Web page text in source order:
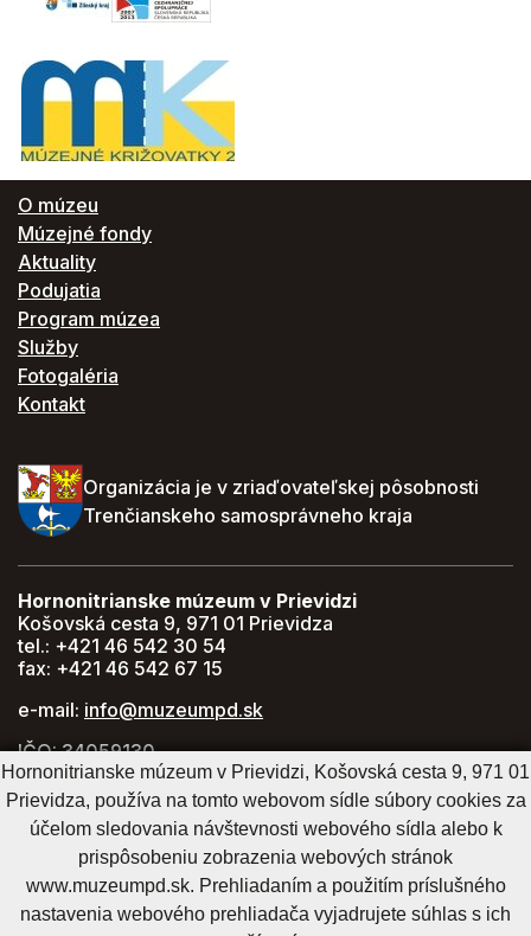
O múzeu
Múzejné fondy
Aktuality
Podujatia
Program múzea
Služby
Fotogaléria
Kontakt
Organizácia je v zriaďovateľskej pôsobnosti
Trenčianskeho samosprávneho kraja
Hornonitrianske múzeum v Prievidzi
Košovská cesta 9, 971 01 Prievidza
tel.: +421 46 542 30 54
fax: +421 46 542 67 15
e-mail: info@muzeumpd.sk
IČO: 34059130
DIČ: 2021447274
GPS: 48.770071, 18.620043
Cookies nastavenieCookies - viac informácií Vyhlásenie o prístupnosti
Technický prevádzkovateľ
Správca obsahu
Hornonitrianske múzeum v Prievidzi, Košovská cesta 9, 971 01
Prievidza, používa na tomto webovom sídle súbory cookies za
účelom sledovania návštevnosti webového sídla alebo k
prispôsobeniu zobrazenia webových stránok
www.muzeumpd.sk. Prehliadaním a použitím príslušného
nastavenia webového prehliadača vyjadrujete súhlas s ich